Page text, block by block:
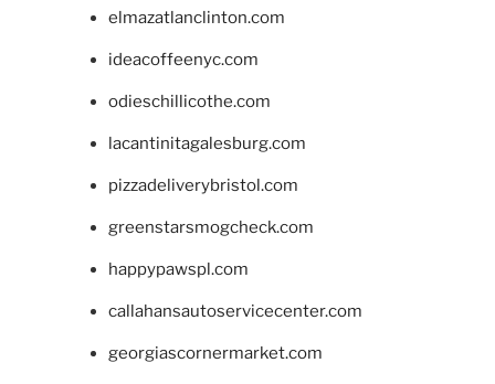
elmazatlanclinton.com
ideacoffeenyc.com
odieschillicothe.com
lacantinitagalesburg.com
pizzadeliverybristol.com
greenstarsmogcheck.com
happypawspl.com
callahansautoservicecenter.com
georgiascornermarket.com